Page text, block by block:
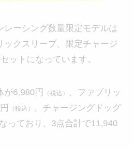
レーシング数量限定モデルは
ックスリーブ、限定チャージ
ットになっています。
が6,980円 （税込）
、ファブリッ
（税込）
、チャージングドッグ
っており、3点合計で11,940